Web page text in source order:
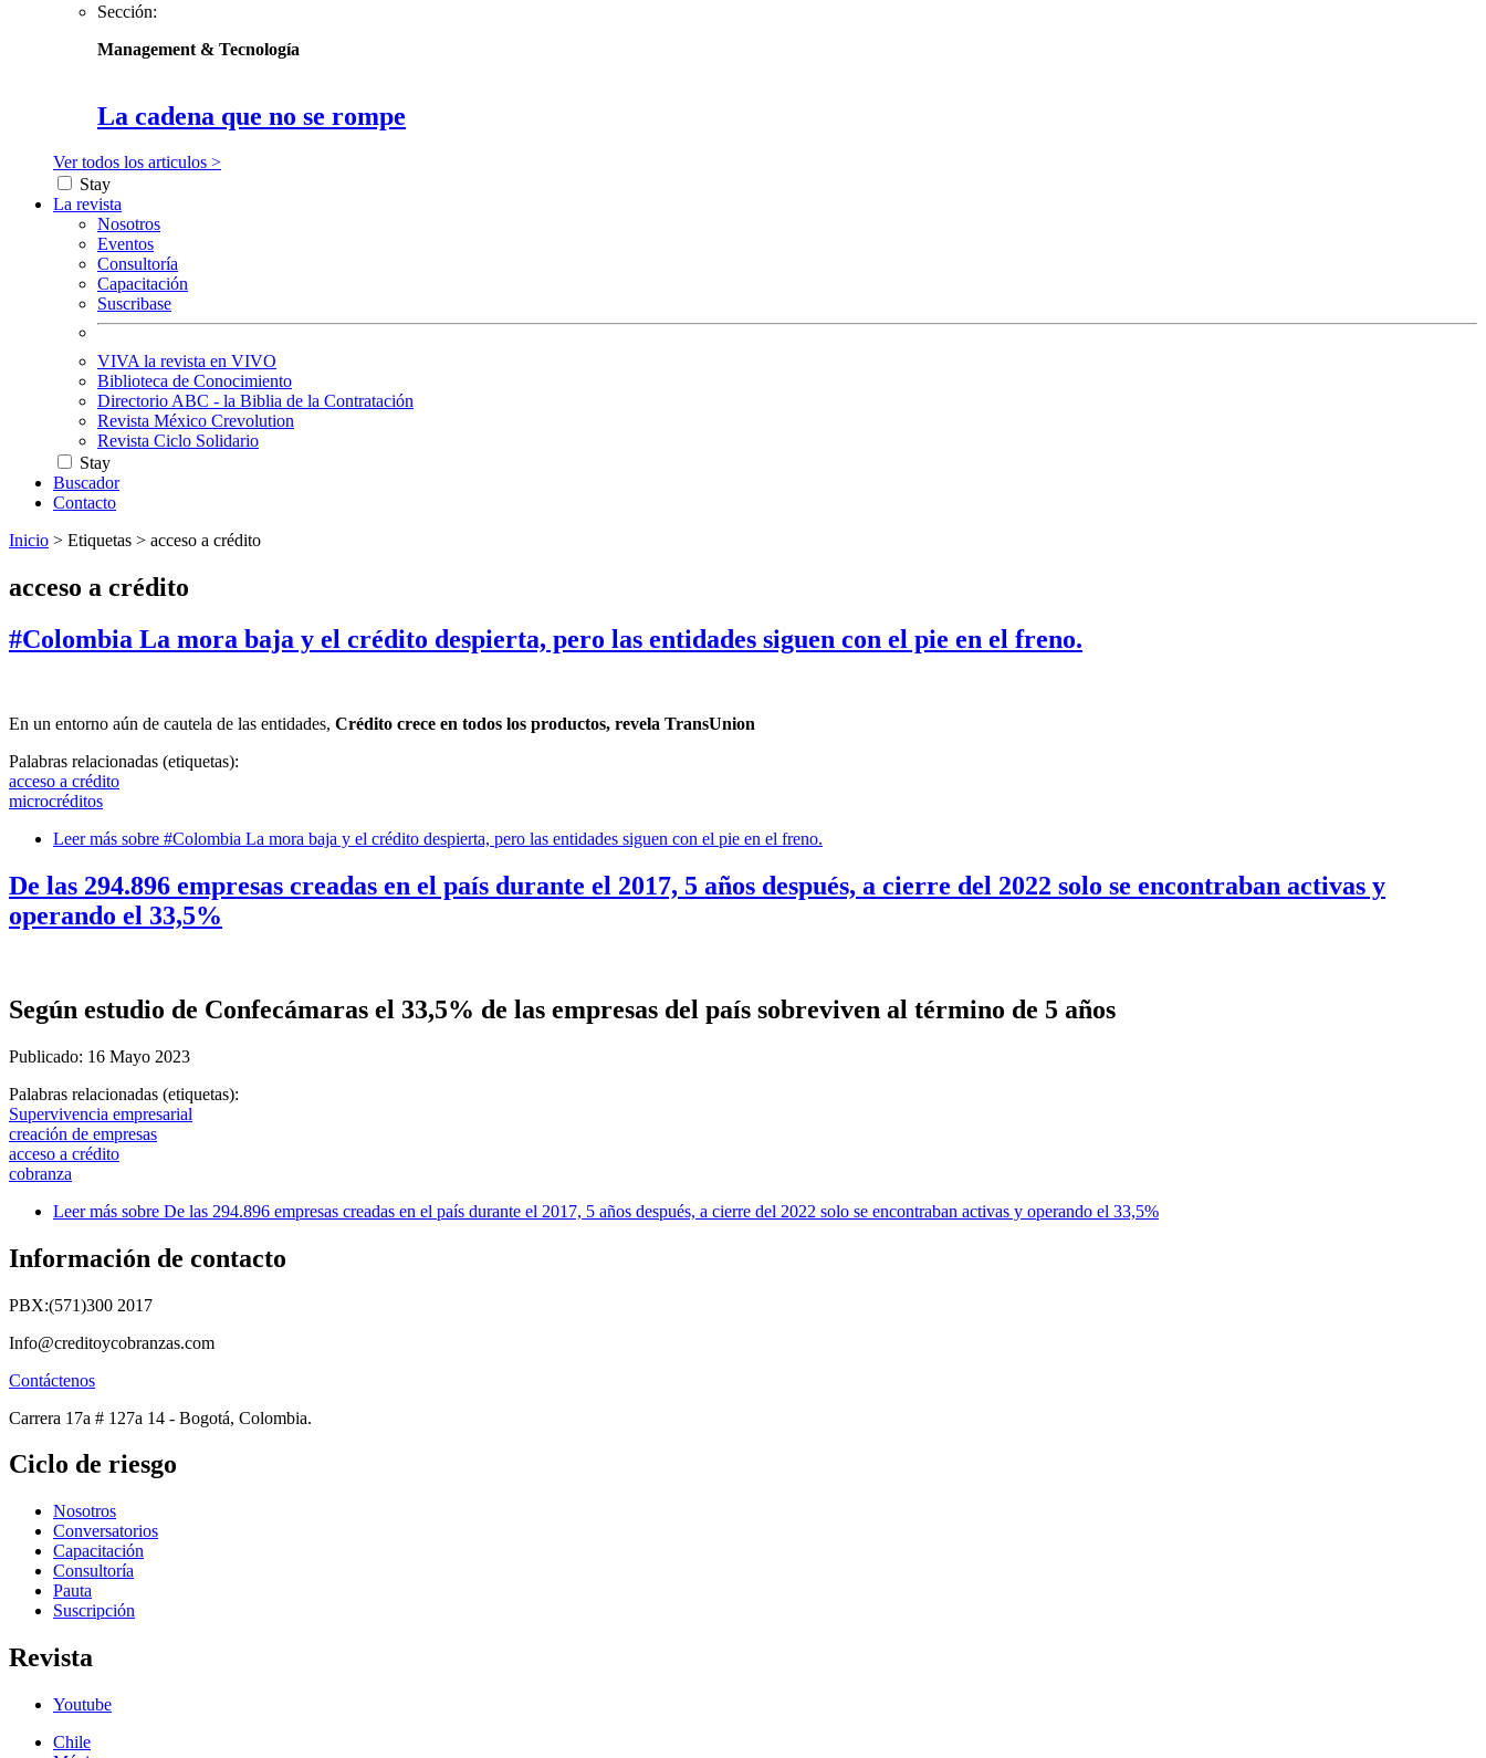
Sección:
Management & Tecnología
La cadena que no se rompe
Ver todos los articulos >
Stay
La revista
Nosotros
Eventos
Consultoría
Capacitación
Suscribase
VIVA la revista en VIVO
Biblioteca de Conocimiento
Directorio ABC - la Biblia de la Contratación
Revista México Crevolution
Revista Ciclo Solidario
Stay
Buscador
Contacto
Inicio > Etiquetas > acceso a crédito
acceso a crédito
#Colombia La mora baja y el crédito despierta, pero las entidades siguen con el pie en el freno.
En un entorno aún de cautela de las entidades, Crédito crece en todos los productos, revela TransUnion
Palabras relacionadas (etiquetas):
acceso a crédito
microcréditos
Leer más sobre #Colombia La mora baja y el crédito despierta, pero las entidades siguen con el pie en el freno.
De las 294.896 empresas creadas en el país durante el 2017, 5 años después, a cierre del 2022 solo se encontraban activas y
operando el 33,5%
Según estudio de Confecámaras el 33,5% de las empresas del país sobreviven al término de 5 años
Publicado: 16 Mayo 2023
Palabras relacionadas (etiquetas):
Supervivencia empresarial
creación de empresas
acceso a crédito
cobranza
Leer más sobre De las 294.896 empresas creadas en el país durante el 2017, 5 años después, a cierre del 2022 solo se encontraban activas y operando el 33,5%
Información de contacto
PBX:(571)300 2017
Info@creditoycobranzas.com
Contáctenos
Carrera 17a # 127a 14 - Bogotá, Colombia.
Ciclo de riesgo
Nosotros
Conversatorios
Capacitación
Consultoría
Pauta
Suscripción
Revista
Youtube
Chile